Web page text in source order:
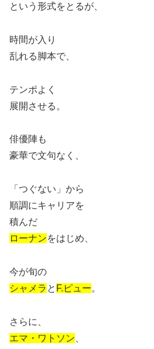
という形式をとるが、
時間が入り
乱れる脚本で、
テンポよく
展開させる。
俳優陣も
豪華で文句なく、
「つぐない」から
順調にキャリアを
積んだ
ローナンをはじめ、
今が旬の
シャメラ と F.ピュー。
さらに、
エマ・ワトソン